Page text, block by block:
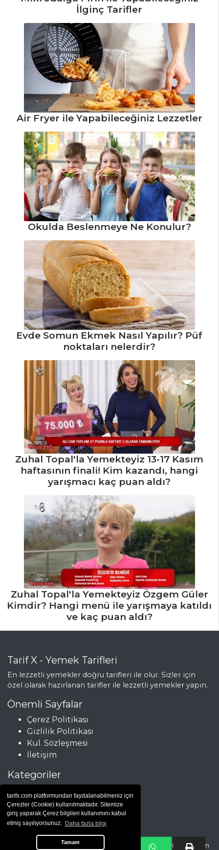
tarifx.com platformundan faydalanabilmeniz için
Çerezler (Cookie) kullanılmaktadır. Sitemize
giriş yaparak Çerez bilgileri kullanımını kabul
etmiş sayılıyorsunuz. Daha fazla bilgi
Tamam
PASTA VE
TATLILAR
Kazandibi Tarifi,
Nasıl Yapılır?
Fındıklı ve
Çikolatalı
Yuvarlaklar Tarifi,
Nasıl Yapılır?
Saray Usulü
Aşure Tarifi, Nasıl
Yapılır?
Pasta ve Tatlılar
Tüm Tarifleri
ÇORBALAR
Bacaklı Yeşil
Mercimek Çorbası
Tarifi, Nasıl Yapılır?)
Terbiyeli Patates
Çorbası Tarifi, Nasıl
Yapılır?
Un Çorbası Tarifi,
Nasıl Yapılır?
Çorbalar Tüm
Tarifleri
MEZELER VE
SOSLAR
Mamzana Tarifi,
Nasıl Yapılır?
Deniz börülcesi
Mezesi Tarifi, Nasıl
Yapılır?
Deniz
Ürünleriyle Pazı
Sarma Tarifi, Nasıl
Yapılır?
Mezeler ve Soslar
Tüm Tarifleri
İlginç Tarifler
Air Fryer ile Yapabileceğiniz Lezzetler
Okulda Beslenmeye Ne Konulur?
Evde Somun Ekmek Nasıl Yapılır? Püf
noktaları nelerdir?
Zuhal Topal'la Yemekteyiz 13-17 Kasım
haftasının finali! Kim kazandı, hangi
yarışmacı kaç puan aldı?
Zuhal Topal'la Yemekteyiz Özgem Güler
Kimdir? Hangi menü ile yarışmaya katıldı
ve kaç puan aldı?
Tarif X - Yemek Tarifleri
En lezzetli yemekler doğru tarifleri ile olur. Sizler için
özel olarak hazırlanan tarifler ile lezzetli yemekler yapın.
Önemli Sayfalar
Çerez Politikası
Gizlilik Politikası
Kul. Sözleşmesi
İletişim
Kategoriler
Et Yemekleri
Hamur İşleri
Salatalar
Copyright © Yemek Tarifleri | | 2025 - tarifx.com tüm